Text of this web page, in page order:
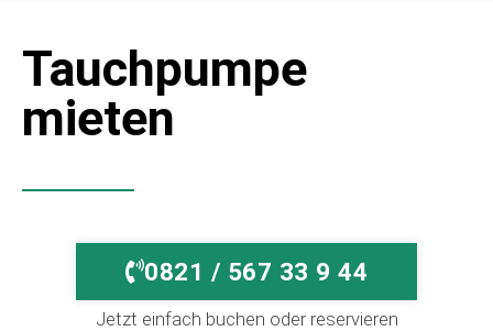
Tauchpumpe
mieten
0821 / 567 33 9 44
Jetzt einfach buchen oder reservieren